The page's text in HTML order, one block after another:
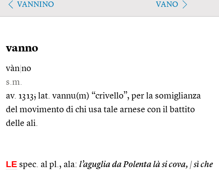
VANNINO VANO
vanno
vàn no
s.m.
av. 1313; lat. vannu(m) “crivello”, per la somiglianza
del movimento di chi usa tale arnese con il battito
delle ali.
LE spec. al pl., ala: l’aguglia da Polenta là si cova, |sì che